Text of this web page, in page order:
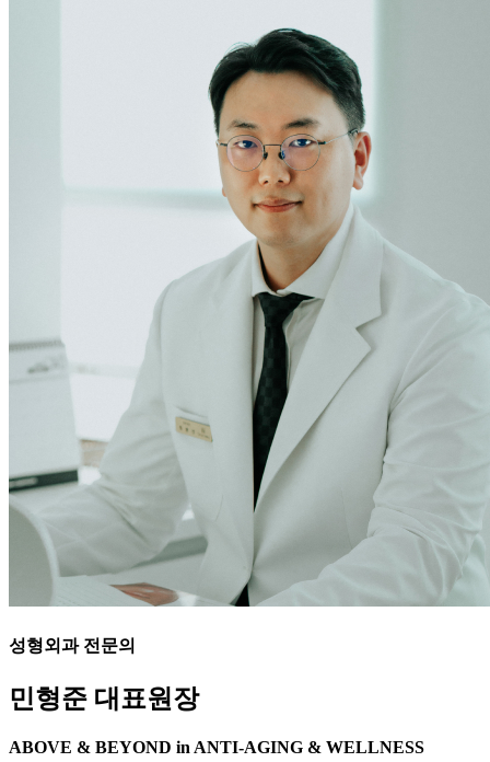
성형외과 전문의
민형준 대표원장
ABOVE & BEYOND in ANTI-AGING & WELLNESS